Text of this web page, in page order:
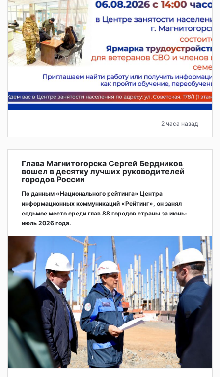
2 часа назад
Глава Магнитогорска Сергей Бердников
вошел в десятку лучших руководителей
городов России
По данным «Национального рейтинга» Центра
информационных коммуникаций «Рейтинг», он занял
седьмое место среди глав 88 городов страны за июнь-
июль 2026 года.